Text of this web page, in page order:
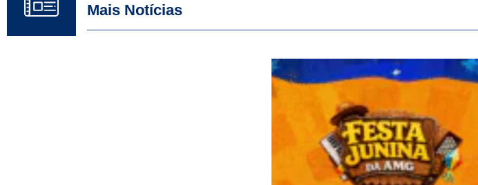
Mais Notícias